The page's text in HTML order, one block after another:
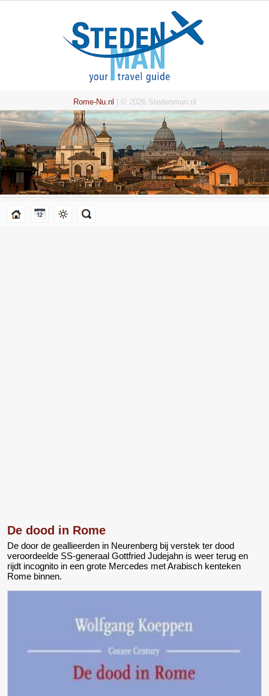
Rome-Nu.nl | © 2026 Stedenman.nl
De dood in Rome
De door de geallieerden in Neurenberg bij verstek ter dood
veroordeelde SS-generaal Gottfried Judejahn is weer terug en
rijdt incognito in een grote Mercedes met Arabisch kenteken
Rome binnen.